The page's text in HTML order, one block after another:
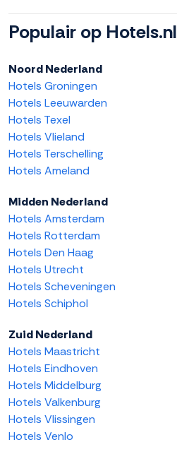
Populair op Hotels.nl
Noord Nederland
Hotels Groningen
Hotels Leeuwarden
Hotels Texel
Hotels Vlieland
Hotels Terschelling
Hotels Ameland
Midden Nederland
Hotels Amsterdam
Hotels Rotterdam
Hotels Den Haag
Hotels Utrecht
Hotels Scheveningen
Hotels Schiphol
Zuid Nederland
Hotels Maastricht
Hotels Eindhoven
Hotels Middelburg
Hotels Valkenburg
Hotels Vlissingen
Hotels Venlo